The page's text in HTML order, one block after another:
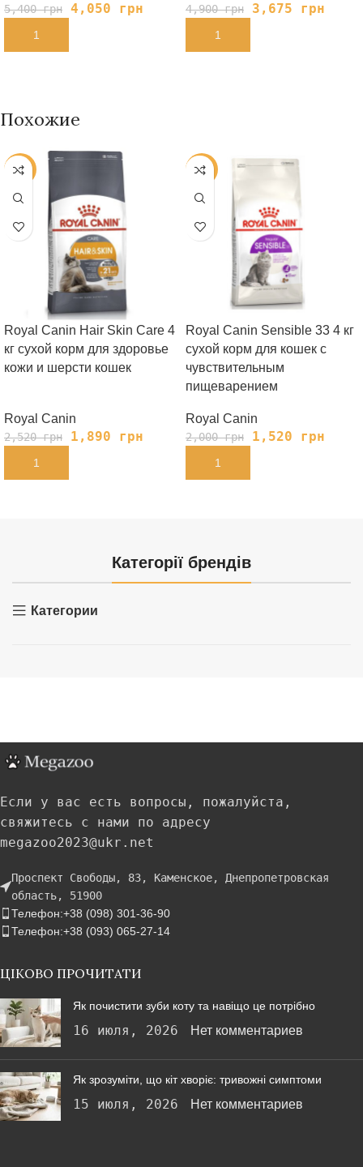
5,400грн 4,050 грн
В КОРЗИНУ
4,900грн 3,675 грн
В КОРЗИНУ
Похожие
-25%
Royal Canin Hair Skin Care 4
кг сухой корм для здоровье
кожи и шерсти кошек
Royal Canin
2,520грн 1,890 грн
В КОРЗИНУ
-24%
Royal Сanin Sensible 33 4 кг
сухой корм для кошек с
чувствительным
пищеварением
Royal Canin
2,000грн 1,520 грн
В КОРЗИНУ
Категорії брендів
Категории
Если у вас есть вопросы, пожалуйста,
свяжитесь с нами по адресу
megazoo2023@ukr.net
Проспект Свободы, 83, Каменское, Днепропетровская
область, 51900
Телефон:+38 (098) 301-36-90
Телефон:+38 (093) 065-27-14
ЦІКОВО ПРОЧИТАТИ
Як почистити зуби коту та навіщо це потрібно
16 июля, 2026 Нет комментариев
Як зрозуміти, що кіт хворіє: тривожні симптоми
15 июля, 2026 Нет комментариев